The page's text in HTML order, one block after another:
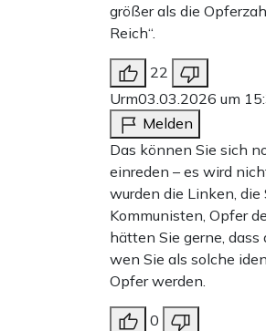
größer als die
Reich“.
22
Urm03.03.2026 um
Melden
Das können Sie sich
einreden – es wird
wurden die Linken, die
Kommunisten, Opfer
hätten Sie gerne, dass
wen Sie als solche
Opfer werden.
0